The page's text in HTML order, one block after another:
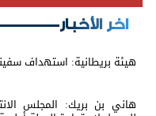
اخر الأخبار
هيئة بريطانية: استهداف
هاني بن بريك: المجلس